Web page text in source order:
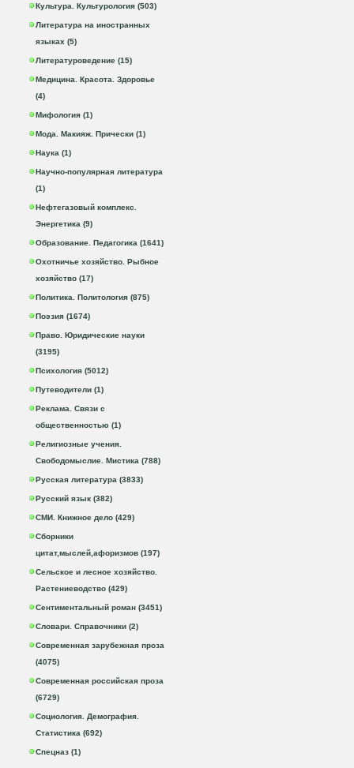
Культура. Культурология (503)
Литература на иностранных
языках (5)
Литературоведение (15)
Медицина. Красота. Здоровье
(4)
Мифология (1)
Мода. Макияж. Прически (1)
Наука (1)
Научно-популярная литература
(1)
Нефтегазовый комплекс.
Энергетика (9)
Образование. Педагогика (1641)
Охотничье хозяйство. Рыбное
хозяйство (17)
Политика. Политология (875)
Поэзия (1674)
Право. Юридические науки
(3195)
Психология (5012)
Путеводители (1)
Реклама. Связи с
общественностью (1)
Религиозные учения.
Свободомыслие. Мистика (788)
Русская литература (3833)
Русский язык (382)
СМИ. Книжное дело (429)
Сборники
цитат,мыслей,афоризмов (197)
Сельское и лесное хозяйство.
Растениеводство (429)
Сентиментальный роман (3451)
Словари. Справочники (2)
Современная зарубежная проза
(4075)
Современная российская проза
(6729)
Социология. Демография.
Статистика (692)
Спецназ (1)